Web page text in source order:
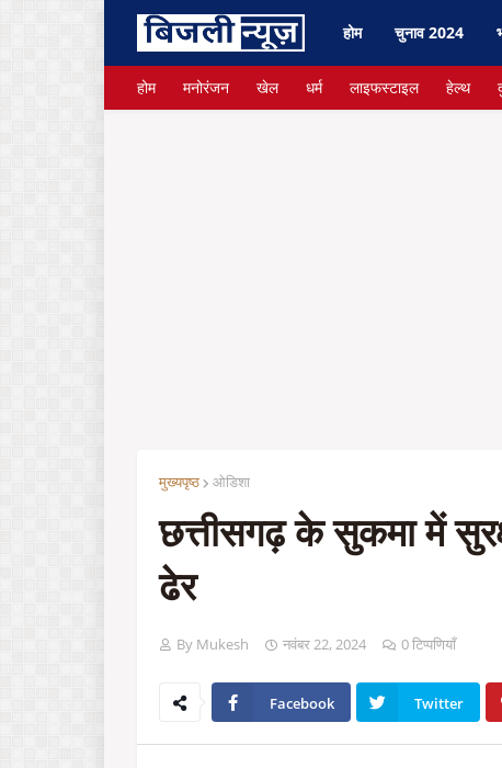
होम चुनाव 2024
होम मनोरंजन खेल धर्म लाइफस्टाइल हेल्थ
मुख्यपृष्ठ ओडिशा
छत्तीसगढ़ के सुकमा में
ढेर
By Mukesh नवंबर 22, 2024 0 टिप्पणियाँ
Facebook Twitter